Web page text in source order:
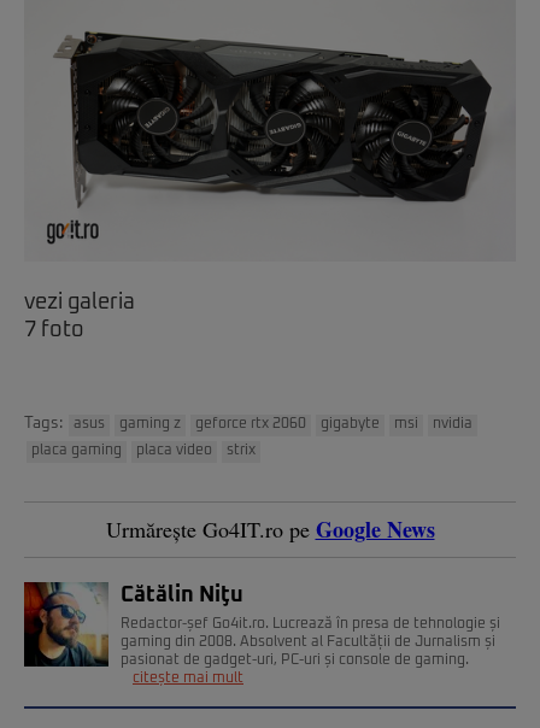
vezi galeria
7 foto
Tags: asus gaming z geforce rtx 2060 gigabyte msi
nvidia
placa gaming
placa video strix
Urmărește Go4IT.ro pe Google News
Cătălin Niţu
Redactor-șef Go4it.ro. Lucrează în presa de tehnologie și
gaming din 2008. Absolvent al Facultății de Jurnalism și
pasionat de gadget-uri, PC-uri și console de gaming.
citește mai mult